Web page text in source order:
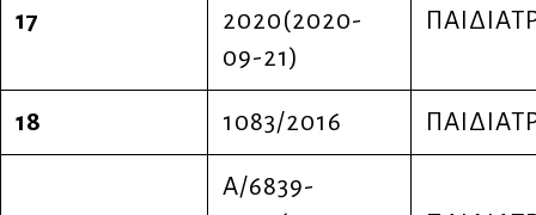
17
2020(2020-
09-21)
18 1083/2016
Α/6839-